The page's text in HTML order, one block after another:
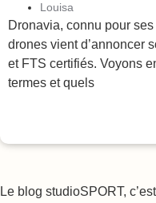
Louisa
Dronavia, connu pour
drones vient d’annoncer
et FTS certifiés. Voyons
termes et quels
Le blog studioSPORT,